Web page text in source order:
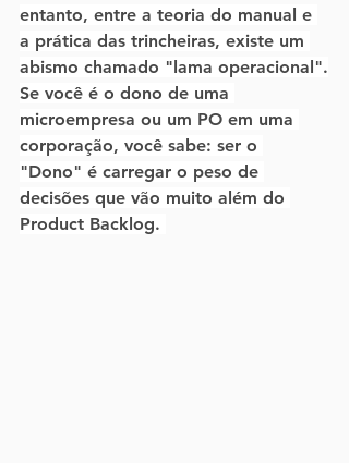
entanto, entre a teoria do manual e
a prática das trincheiras, existe um
abismo chamado "lama operacional".
Se você é o dono de uma
microempresa ou um PO em uma
corporação, você sabe: ser o
"Dono" é carregar o peso de
decisões que vão muito além do
Product Backlog.